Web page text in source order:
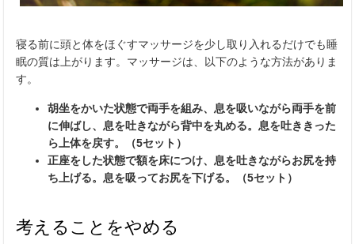
寝る前に頭と体をほぐすマッサージを少し取り入れるだけでも睡
眠の質は上がります。マッサージは、以下のような方法がありま
す。
胡坐をかいた状態で両手を組み、息を吸いながら両手を前
に伸ばし、息を吐きながら背中を丸める。息を吐ききった
ら上体を戻す。（5セット）
正座をした状態で額を床につけ、息を吐きながらお尻を持
ち上げる。息を吸ってお尻を下げる。（5セット）
考えることをやめる